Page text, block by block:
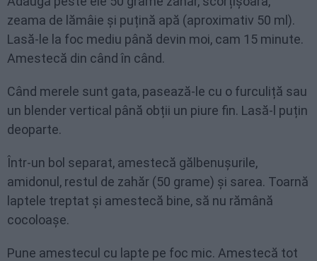
zeama de lămâie și puțină apă (aproximativ 50 ml).
Lasă-le la foc mediu până devin moi, cam 15 minute.
Amestecă din când în când.
Când merele sunt gata, pasează-le cu o furculiță sau
un blender vertical până obții un piure fin. Lasă-l puțin
deoparte.
Într-un bol separat, amestecă gălbenușurile,
amidonul, restul de zahăr (50 grame) și sarea. Toarnă
laptele treptat și amestecă bine, să nu rămână
cocoloașe.
Pune amestecul cu lapte pe foc mic. Amestecă tot